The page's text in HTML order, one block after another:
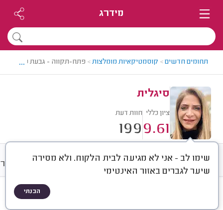
מידרג
תחומים חדשים> קוסמטיקאיות מומלצות> פתח-תקווה - גבעת שמואל >
...
סיגלית
ציון כללי
9.61
חוות דעת
199
שימו לב - אני לא מגיעה לבית הלקוח. ולא מסירה
שיער לגברים באזור האינטימי
הבנתי
חוות דעת מחירים ממוצע